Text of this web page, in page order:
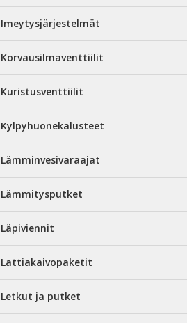
Imeytysjärjestelmät
Korvausilmaventtiilit
Kuristusventtiilit
Kylpyhuonekalusteet
Lämminvesivaraajat
Lämmitysputket
Läpiviennit
Lattiakaivopaketit
Letkut ja putket